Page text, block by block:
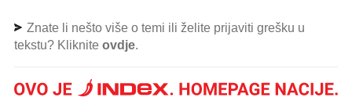
Znate li nešto više o temi ili želite prijaviti grešku u
tekstu? Kliknite ovdje.